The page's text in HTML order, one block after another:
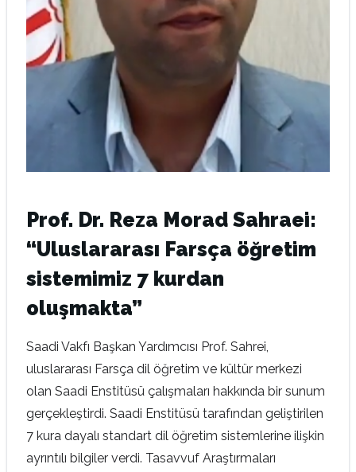
Prof. Dr. Reza Morad Sahraei:
“Uluslararası Farsça öğretim
sistemimiz 7 kurdan
oluşmakta”
Saadi Vakfı Başkan Yardımcısı Prof. Sahrei,
uluslararası Farsça dil öğretim ve kültür merkezi
olan Saadi Enstitüsü çalışmaları hakkında bir sunum
gerçekleştirdi. Saadi Enstitüsü tarafından geliştirilen
7 kura dayalı standart dil öğretim sistemlerine ilişkin
ayrıntılı bilgiler verdi. Tasavvuf Araştırmaları